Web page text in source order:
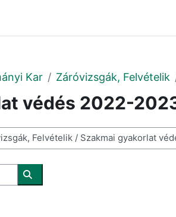
Kar Záróvizsgák, Felvételik
védés 2022-
Kurzusok keresése